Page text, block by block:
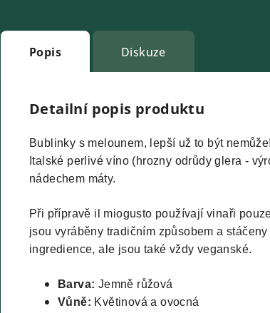
Popis Diskuze
Detailní popis produktu
Bublinky s melounem, lepší už to být
Italské perlivé víno (hrozny odrůdy glera -
nádechem máty.
Při přípravě il miogusto používají vinaři
jsou vyráběny tradičním způsobem a
ingredience, ale jsou také vždy veganské.
Barva: Jemně růžová
Vůně: Květinová a ovocná